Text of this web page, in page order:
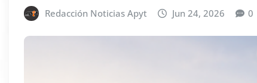
Redacción Noticias Apyt Jun 24, 2026 0